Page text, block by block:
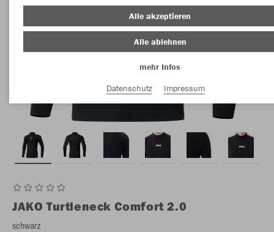
JAKO Turtleneck Comfort 2.0
schwarz
Alle akzeptieren
Alle ablehnen
mehr Infos
Datenschutz
Impressum